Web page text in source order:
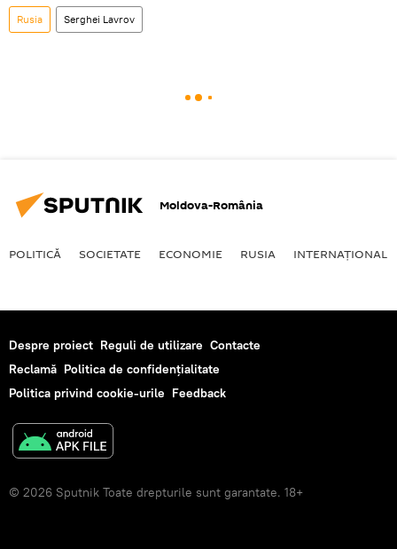
Rusia Serghei Lavrov
Moldova-România
POLITICĂ SOCIETATE ECONOMIE RUSIA INTERNAŢIONAL
Despre proiect Reguli de utilizare Contacte
Reclamă Politica de confidențialitate
Politica privind cookie-urile Feedback
© 2026 Sputnik Toate drepturile sunt garantate. 18+